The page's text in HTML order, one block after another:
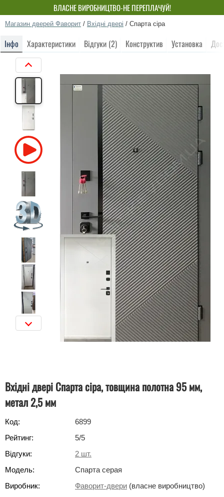
ВЛАСНЕ ВИРОБНИЦТВО-НЕ ПЕРЕПЛАЧУЙ!
Магазин дверей Фаворит / Вхідні двері / Спарта сіра
Інфо Характеристики Відгуки (2) Конструктив Установка
Вхідні двері Спарта сіра, товщина полотна 95 мм,
метал 2,5 мм
Код:
6899
Рейтинг:
5/5
Відгуки:
2 шт.
Модель:
Спарта серая
Виробник:
Фаворит-двери (власне виробництво)